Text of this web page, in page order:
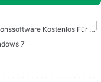
Präsentationssoftware Kostenlos Für Windows
7